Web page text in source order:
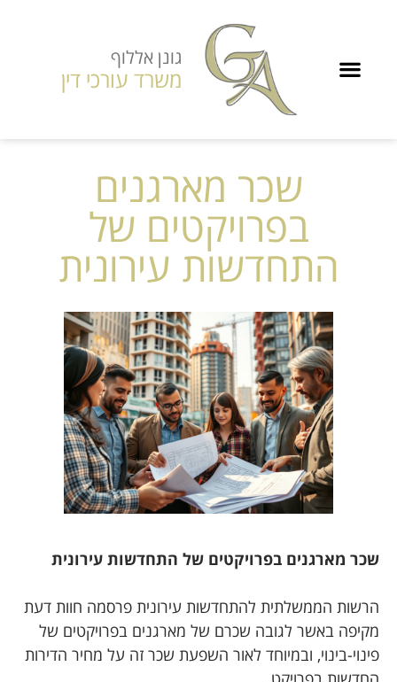
גונן אללוף
משרד עורכי דין
שכר מארגנים
בפרויקטים של
התחדשות עירונית
שכר מארגנים בפרויקטים של התחדשות עירונית
הרשות הממשלתית להתחדשות עירונית פרסמה חוות דעת
מקיפה באשר לגובה שכרם של מארגנים בפרויקטים של
פינוי-בינוי, ובמיוחד לאור השפעת שכר זה על מחיר הדירות